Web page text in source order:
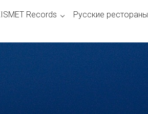
Records Русские рестораны